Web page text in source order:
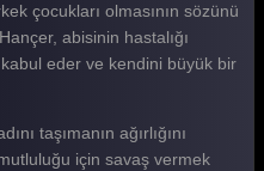
çocukları olmasının sözünü
abisinin hastalığı
eder ve kendini büyük bir
taşımanın ağırlığını
için savaş vermek